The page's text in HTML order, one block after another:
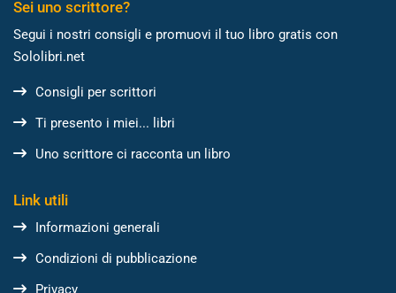
Sei uno scrittore?
Segui i nostri consigli e promuovi il tuo libro gratis con
Sololibri.net
Consigli per scrittori
Ti presento i miei... libri
Uno scrittore ci racconta un libro
Link utili
Informazioni generali
Condizioni di pubblicazione
Privacy